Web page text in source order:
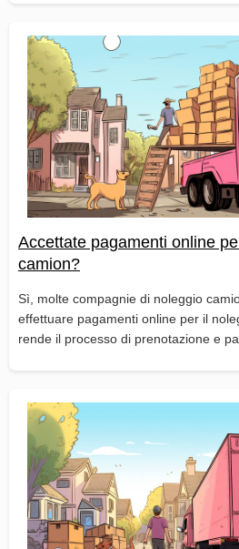
Accettate pagamenti online
camion?
Sì, molte compagnie di noleggio
effettuare pagamenti online per il
rende il processo di prenotazione e